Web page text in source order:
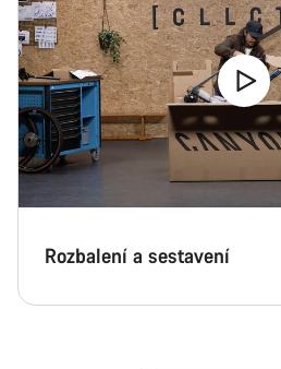
Rozbalení a sestavení